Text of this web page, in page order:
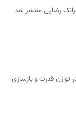
رضایی منتشر شد
قدرت و بازسازی